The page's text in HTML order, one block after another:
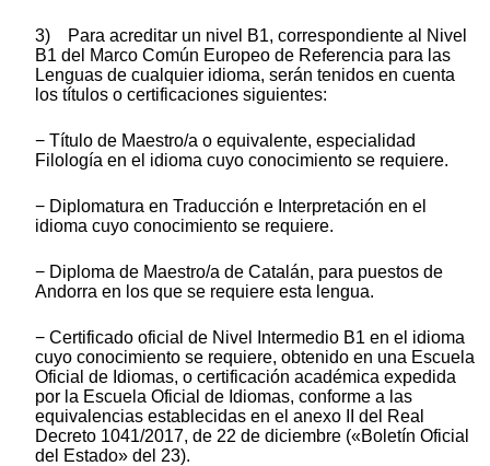
3) Para acreditar un nivel B1, correspondiente al Nivel
B1 del Marco Común Europeo de Referencia para las
Lenguas de cualquier idioma, serán tenidos en cuenta
los títulos o certificaciones siguientes:
− Título de Maestro/a o equivalente, especialidad
Filología en el idioma cuyo conocimiento se requiere.
− Diplomatura en Traducción e Interpretación en el
idioma cuyo conocimiento se requiere.
− Diploma de Maestro/a de Catalán, para puestos de
Andorra en los que se requiere esta lengua.
− Certificado oficial de Nivel Intermedio B1 en el idioma
cuyo conocimiento se requiere, obtenido en una Escuela
Oficial de Idiomas, o certificación académica expedida
por la Escuela Oficial de Idiomas, conforme a las
equivalencias establecidas en el anexo II del Real
Decreto 1041/2017, de 22 de diciembre («Boletín Oficial
del Estado» del 23).